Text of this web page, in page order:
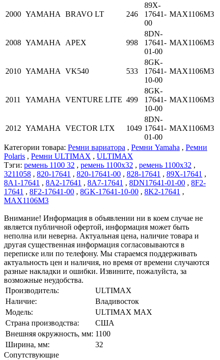
2000 YAMAHA BRAVO LT 246
89X-
17641-
00
MAX1106M3
2008 YAMAHA APEX 998
8DN-
17641-
01-00
MAX1106M3
2010 YAMAHA VK540 533
8GK-
17641-
10-00
MAX1106M3
2011 YAMAHA VENTURE LITE 499
8GK-
17641-
10-00
MAX1106M3
2012 YAMAHA VECTOR LTX 1049
8DN-
17641-
01-00
MAX1106M3
Категории товара: Ремни вариатора , Ремни Yamaha , Ремни
Polaris , Ремни ULTIMAX , ULTIMAX
Тэги: ремень 1100 32 , ремень 1100x32 , ремень 1100х32 ,
3211058 , 820-17641 , 820-17641-00 , 828-17641 , 89X-17641 ,
8A1-17641 , 8A2-17641 , 8A7-17641 , 8DN17641-01-00 , 8F2-
17641 , 8F2-17641-00 , 8GK-17641-10-00 , 8K2-17641 ,
MAX1106M3
Внимание! Информация в объявлении ни в коем случае не
является публичной офертой, информация может быть
неполна или неверна. Актуальная цена, наличие товара и
другая существенная информация согласовываются в
переписке или по телефону. Мы стараемся поддерживать
актуальность цен и наличия, но время от времени случаются
разные накладки и ошибки. Извините, пожалуйста, за
возможные неудобства.
Производитель:
ULTIMAX
Наличие:
Владивосток
Модель:
ULTIMAX MAX
Страна производства:
США
Внешняя окружность, мм: 1100
Ширина, мм:
32
Cопутствующие